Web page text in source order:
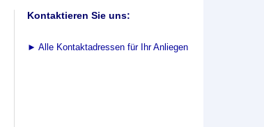
Kontaktieren Sie uns:
► Alle Kontaktadressen für Ihr Anliegen